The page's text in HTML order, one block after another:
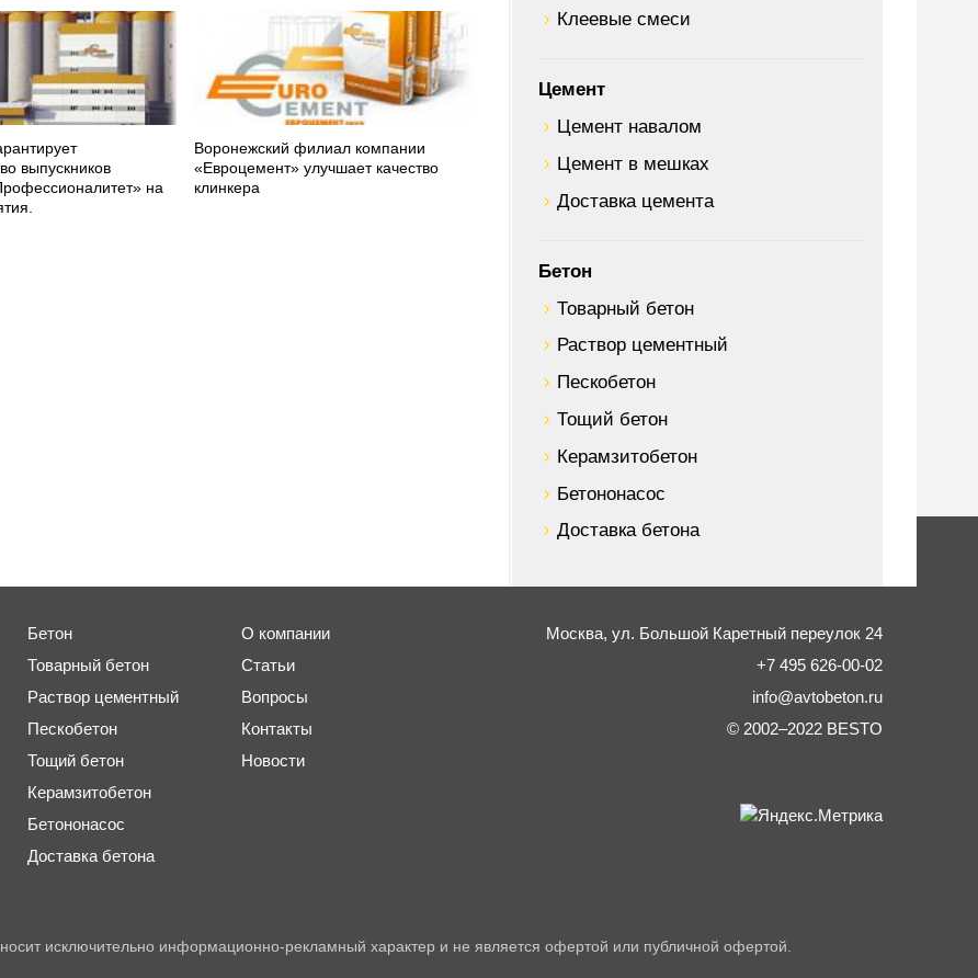
выпускников
на
Воронежский филиал компании
«Евроцемент» улучшает качество
клинкера
Клеевые смеси
Цемент
Цемент навалом
Цемент в мешках
Доставка цемента
Бетон
Товарный бетон
Раствор цементный
Пескобетон
Тощий бетон
Керамзитобетон
Бетононасос
Доставка бетона
Бетон
Товарный бетон
Раствор цементный
Пескобетон
Тощий бетон
Керамзитобетон
Бетононасос
Доставка бетона
О компании
Статьи
Вопросы
Контакты
Новости
Москва, ул. Большой Каретный переулок 24
+7 495 626-00-02
info@avtobeton.ru
© 2002–2022 BESTO
исключительно информационно-рекламный характер и не является офертой или публичной офертой.